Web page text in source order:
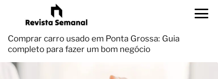
Comprar carro usado em Ponta Grossa: Guia
completo para fazer um bom negócio